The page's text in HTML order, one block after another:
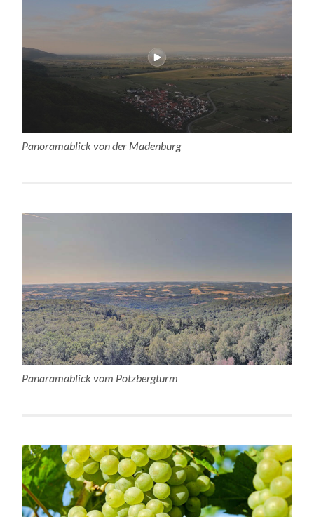
Panoramablick von der Madenburg
Panaramablick vom Potzbergturm